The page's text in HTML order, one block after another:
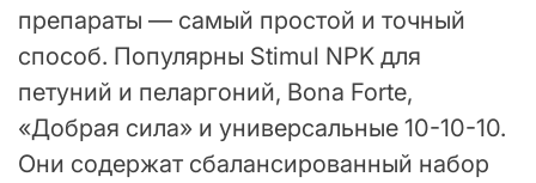
препараты — самый простой и точный
способ. Популярны Stimul NPK для
петуний и пеларгоний, Bona Forte,
«Добрая сила» и универсальные 10-10-10.
Они содержат сбалансированный набор